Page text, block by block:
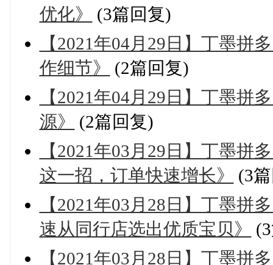
优化》
(3篇回复)
【2021年04月29日】丁墨拼
作细节》
(2篇回复)
【2021年04月29日】丁墨拼
源》
(2篇回复)
【2021年03月29日】丁墨拼
这一招，订单快速增长》
(3
【2021年03月28日】丁墨拼
速从同行店选出优质宝贝》
【2021年03月28日】丁墨拼